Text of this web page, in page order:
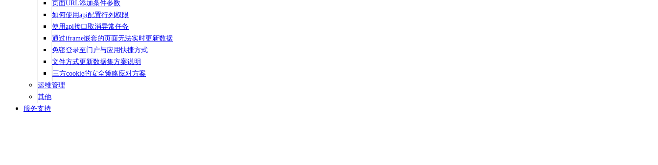
页面URL添加条件参数
如何使用api配置行列权限
使用api接口取消异常任务
通过iframe嵌套的页面无法实时更新数据
免密登录至门户与应用快捷方式
文件方式更新数据集方案说明
三方cookie的安全策略应对方案
运维管理
其他
服务支持